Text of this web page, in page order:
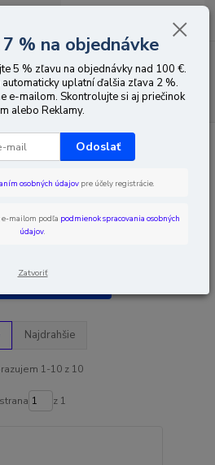
Hľadať
0,00 EUR
videotelefóny Hikvision
Nástenné inštalačné krabice
krabice
Najdrahšie
1-10 z 10
strana z 1
% na objednávke
5 % zľavu na objednávky nad 100 €.
uplatní ďalšia zľava 2 %.
e-mailom. Skontrolujte si aj priečinok
alebo Reklamy.
Odoslať
osobných údajov pre účely registrácie.
e-mailom podľa podmienok spracovania osobných
údajov.
Zatvoriť